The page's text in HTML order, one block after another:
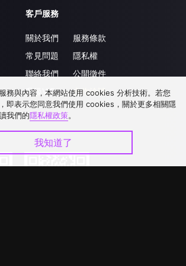
客戶服務
關於我們
常見問題
聯絡我們
升級VIP
服務條款
隱私權
公開徵件
合作洽談
務與內容，本網站使用 cookies 分析技術。若您
即表示您同意我們使用 cookies，關於更多相關隱
我們的隱私權政策。
我知道了